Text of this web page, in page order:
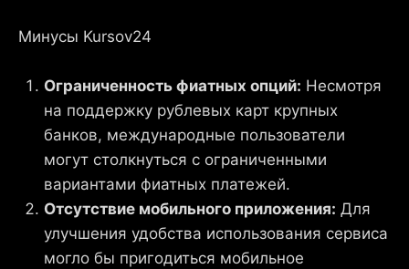
Минусы Kursov24
Ограниченность фиатных опций: Несмотря
на поддержку рублевых карт крупных
банков, международные пользователи
могут столкнуться с ограниченными
вариантами фиатных платежей.
Отсутствие мобильного приложения: Для
улучшения удобства использования сервиса
могло бы пригодиться мобильное